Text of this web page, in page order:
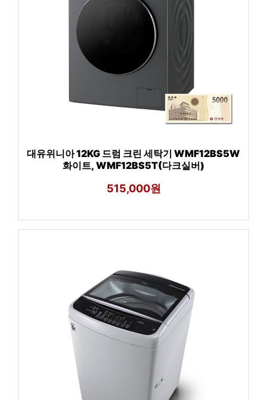
대유위니아 12KG 드럼 크린 세탁기 WMF12BS5W
화이트, WMF12BS5T(다크실버)
515,000원